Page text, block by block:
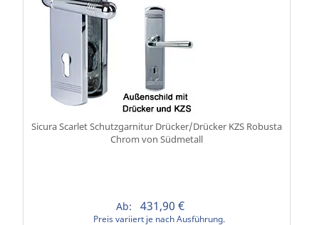
Sicura Scarlet Schutzgarnitur Drücker/Drücker KZS Robusta
Chrom von Südmetall
Ab: 431,90 €
Preis variiert je nach Ausführung.